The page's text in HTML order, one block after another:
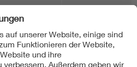
/
sich bis auf Frage 1) auf